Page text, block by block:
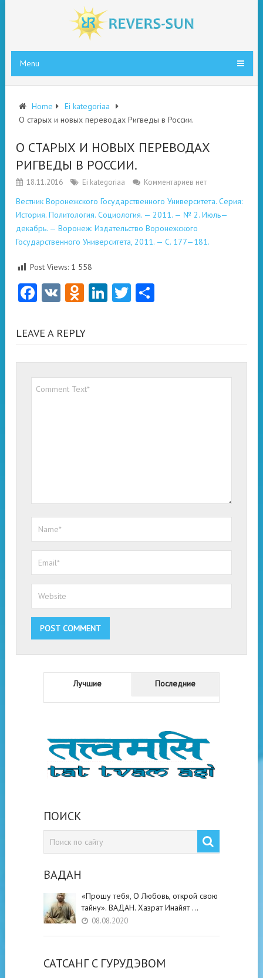
Menu
Home
Ei kategoriaa
О старых и новых переводах Ригведы в России.
О СТАРЫХ И НОВЫХ ПЕРЕВОДАХ
РИГВЕДЫ В РОССИИ.
18.11.2016 Ei kategoriaa Комментариев нет
Вестник Воронежского Государственного Университета. Серия:
История. Политология. Социология. — 2011. — № 2. Июль—
декабрь. — Воронеж: Издательство Воронежского
Государственного Университета, 2011. — С. 177—181.
Post Views: 1 558
Facebook
VK Odnoklassniki
LinkedIn
Twitter
LEAVE A REPLY
Лучшие Последние
ПОИСК
ВАДАН
«Прошу тебя, О Любовь, открой свою
тайну». ВАДАН. Хазрат Инайят …
08.08.2020
САТСАНГ C ГУРУДЭВОМ